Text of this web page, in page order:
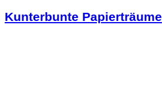
Kunterbunte Papierträume